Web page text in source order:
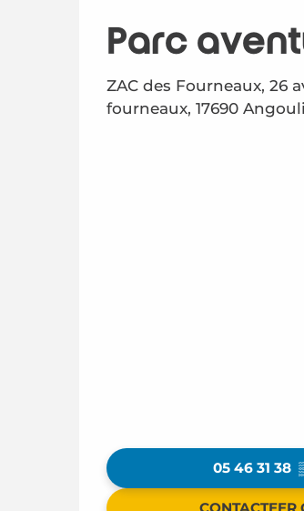
Parc
ZAC des Fourneaux, 26
fourneaux, 17690
05 46 31 38